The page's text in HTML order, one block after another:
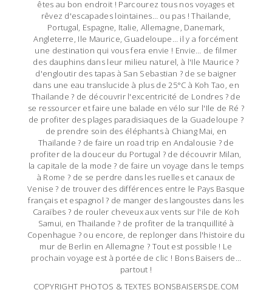
êtes au bon endroit ! Parcourez tous nos voyages et
rêvez d'escapades lointaines… ou pas ! Thailande,
Portugal, Espagne, Italie, Allemagne, Danemark,
Angleterre, Ile Maurice, Guadeloupe… il y a forcément
une destination qui vous fera envie ! Envie… de filmer
des dauphins dans leur milieu naturel, à l'Ile Maurice ?
d'engloutir des tapas à San Sebastian ? de se baigner
dans une eau translucide à plus de 25°C à Koh Tao, en
Thailande ? de découvrir l'excentricité de Londres ? de
se ressourcer et faire une balade en vélo sur l'Ile de Ré ?
de profiter des plages paradisiaques de la Guadeloupe ?
de prendre soin des éléphants à Chiang Mai, en
Thailande ? de faire un road trip en Andalousie ? de
profiter de la douceur du Portugal ? de découvrir Milan,
la capitale de la mode ? de faire un voyage dans le temps
à Rome ? de se perdre dans les ruelles et canaux de
Venise ? de trouver des différences entre le Pays Basque
français et espagnol ? de manger des langoustes dans les
Caraïbes ? de rouler cheveux aux vents sur l'ile de Koh
Samui, en Thailande ? de profiter de la tranquillité à
Copenhague ? ou encore, de replonger dans l'histoire du
mur de Berlin en Allemagne ? Tout est possible ! Le
prochain voyage est à portée de clic ! Bons Baisers de…
partout !
COPYRIGHT PHOTOS & TEXTES BONSBAISERSDE.COM